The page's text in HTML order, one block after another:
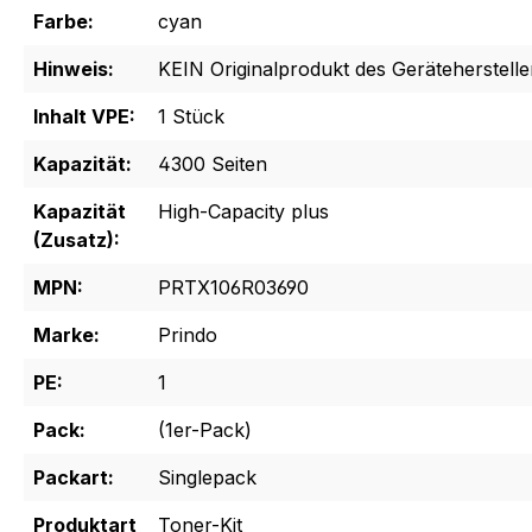
Farbe:
cyan
Hinweis:
KEIN Originalprodukt des
Inhalt VPE:
1 Stück
Kapazität:
4300 Seiten
Kapazität
(Zusatz):
High-Capacity plus
MPN:
PRTX106R03690
Marke:
Prindo
PE:
1
Pack:
(1er-Pack)
Packart:
Singlepack
Produktart
Toner-Kit